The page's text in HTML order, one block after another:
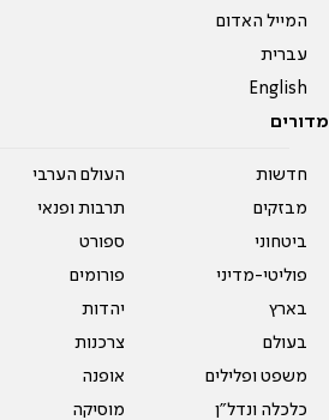
המייל האדום
עברית
English
מדורים
חדשות
מבזקים
ביטחוני
פוליטי-מדיני
בארץ
בעולם
משפט ופלילים
כלכלה ונדל"ן
העולם הערבי
תרבות ופנאי
ספורט
פורומים
יהדות
צרכנות
אופנה
מוסיקה